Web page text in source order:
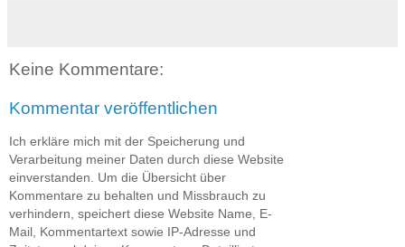
Keine Kommentare:
Kommentar veröffentlichen
Ich erkläre mich mit der Speicherung und
Verarbeitung meiner Daten durch diese Website
einverstanden. Um die Übersicht über
Kommentare zu behalten und Missbrauch zu
verhindern, speichert diese Website Name, E-
Mail, Kommentartext sowie IP-Adresse und